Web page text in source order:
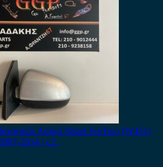
Ασημί Smart ForTwo (W451)
2014 / c2 ,